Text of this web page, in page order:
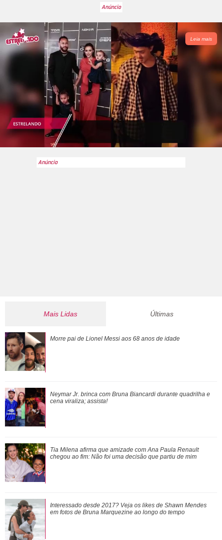
Fresno , Perto de Mim
Olha Como Está a Minha Mesa[2019] de Léo Santana. Sabia
dessa? Mas ele não é o único. A seguir, aproveitando que no
dia 1º de outubro comemora-se o Dia Internacional da Música,
veja os famosos que já participaram de clipes musicais - e
(talvez) você não se lembre!
Leia mais
Mais Lidas
Tia Milena afirma que amizade com Ana Paula Renault
Bruna Marquezine, Camila Cabello, Hailey Bieber...
Relembre os amores - e affairs - de Shawn ...
Zé Felipe manda recado para Ana Castela durante show e
pede segredo: - Dá problema
Veja tudo sobre a bariátrica e a evolução do corpo de Jojo
Todynho
Últimas
Morre pai de Lionel Messi aos 68 anos de idade
Neymar Jr. brinca com Bruna Biancardi durante quadrilha e
cena viraliza; assista!
Tia Milena afirma que amizade com Ana Paula Renault
chegou ao fim: Não foi uma decisão que partiu de mim
Interessado desde 2017? Veja os likes de Shawn Mendes
em fotos de Bruna Marquezine ao longo do tempo